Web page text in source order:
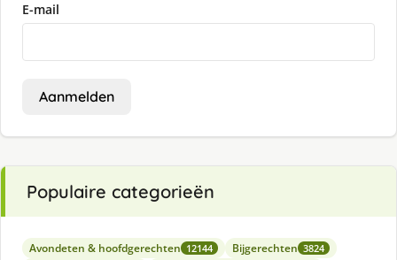
E-mail
Aanmelden
Populaire categorieën
Avondeten & hoofdgerechten 12144 Bijgerechten 3824